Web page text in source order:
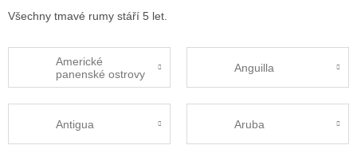
Všechny tmavé rumy stáří 5 let.
Americké
panenské ostrovy
Anguilla
Antigua Aruba